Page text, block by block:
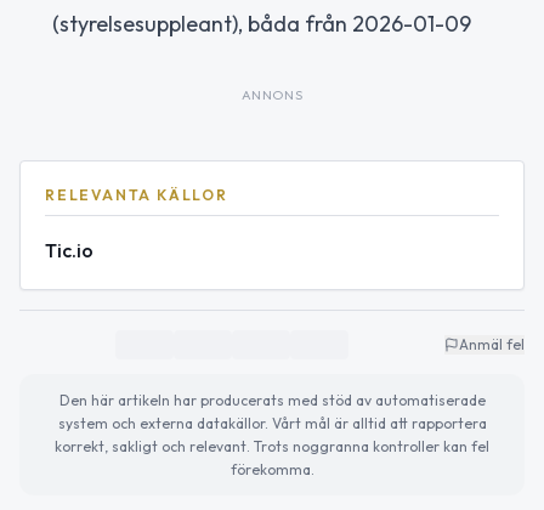
(styrelsesuppleant), båda från 2026-01-09
ANNONS
RELEVANTA KÄLLOR
Tic.io
Anmäl fel
Den här artikeln har producerats med stöd av automatiserade
system och externa datakällor. Vårt mål är alltid att rapportera
korrekt, sakligt och relevant. Trots noggranna kontroller kan fel
förekomma.